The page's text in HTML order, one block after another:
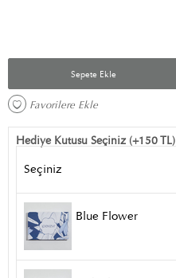
Sepete Ekle
Favorilere Ekle
Hediye Kutusu Seçiniz (+150 TL)
Seçiniz
Blue Flower